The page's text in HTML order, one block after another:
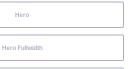
Hero
Hero Fullwidth